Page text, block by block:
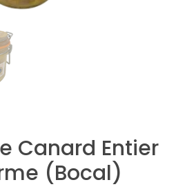
Canard Entier
(bocal)